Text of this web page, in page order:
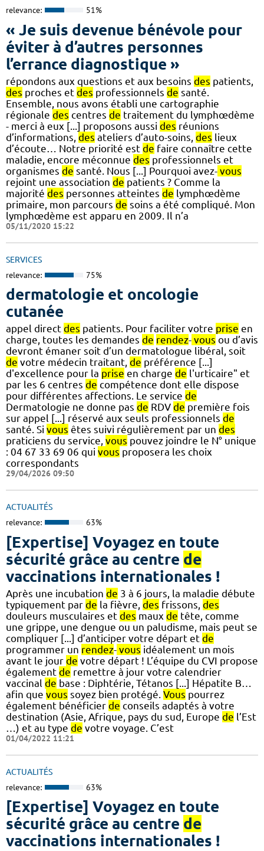
relevance: 51%
« Je suis devenue bénévole pour
éviter à d’autres personnes
l’errance diagnostique »
répondons aux questions et aux besoins des patients,
des proches et des professionnels de santé.
Ensemble, nous avons établi une cartographie
régionale des centres de traitement du lymphœdème
- merci à eux [...] proposons aussi des réunions
d’informations, des ateliers d’auto-soins, des lieux
d’écoute… Notre priorité est de faire connaître cette
maladie, encore méconnue des professionnels et
organismes de santé. Nous [...] Pourquoi avez- vous
rejoint une association de patients ? Comme la
majorité des personnes atteintes de lymphœdème
primaire, mon parcours de soins a été compliqué. Mon
lymphœdème est apparu en 2009. Il n’a
05/11/2020 15:22
SERVICES
relevance: 75%
dermatologie et oncologie
cutanée
appel direct des patients. Pour faciliter votre prise en
charge, toutes les demandes de rendez- vous ou d’avis
devront émaner soit d’un dermatologue libéral, soit
de votre médecin traitant, de préférence [...]
d'excellence pour la prise en charge de l'urticaire" et
par les 6 centres de compétence dont elle dispose
pour différentes affections. Le service de
Dermatologie ne donne pas de RDV de première fois
sur appel [...] réservé aux seuls professionnels de
santé. Si vous êtes suivi régulièrement par un des
praticiens du service, vous pouvez joindre le N° unique
: 04 67 33 69 06 qui vous proposera les choix
correspondants
29/04/2026 09:50
ACTUALITÉS
relevance: 63%
[Expertise] Voyagez en toute
sécurité grâce au centre de
vaccinations internationales !
Après une incubation de 3 à 6 jours, la maladie débute
typiquement par de la fièvre, des frissons, des
douleurs musculaires et des maux de tête, comme
une grippe, une dengue ou un paludisme, mais peut se
compliquer [...] d’anticiper votre départ et de
programmer un rendez- vous idéalement un mois
avant le jour de votre départ ! L’équipe du CVI propose
également de remettre à jour votre calendrier
vaccinal de base : Diphtérie, Tétanos [...] Hépatite B…
afin que vous soyez bien protégé. Vous pourrez
également bénéficier de conseils adaptés à votre
destination (Asie, Afrique, pays du sud, Europe de l’Est
…) et au type de votre voyage. C’est
01/04/2022 11:21
ACTUALITÉS
relevance: 63%
[Expertise] Voyagez en toute
sécurité grâce au centre de
vaccinations internationales !